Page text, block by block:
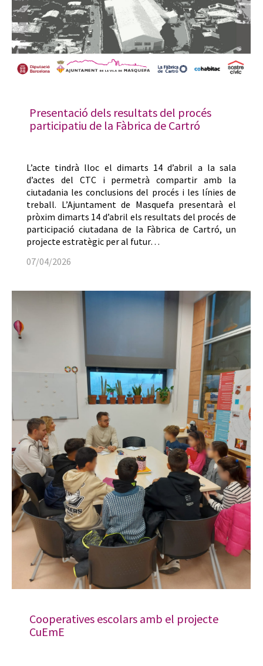
Presentació dels resultats del procés
participatiu de la Fàbrica de Cartró
L’acte tindrà lloc el dimarts 14 d’abril a la sala
d’actes del CTC i permetrà compartir amb la
ciutadania les conclusions del procés i les línies de
treball. L’Ajuntament de Masquefa presentarà el
pròxim dimarts 14 d’abril els resultats del procés de
participació ciutadana de la Fàbrica de Cartró, un
projecte estratègic per al futur…
07/04/2026
Cooperatives escolars amb el projecte
CuEmE